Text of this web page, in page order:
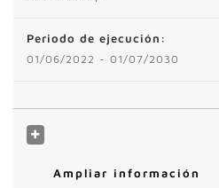
Periodo de ejecución:
01/06/2022 - 01/07/2030
Ampliar información